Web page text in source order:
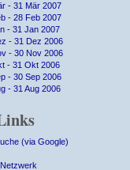
- 31 Mär 2007
- 28 Feb 2007
- 31 Jan 2007
- 31 Dez 2006
- 30 Nov 2006
- 31 Okt 2006
- 30 Sep 2006
- 31 Aug 2006
(via Google)